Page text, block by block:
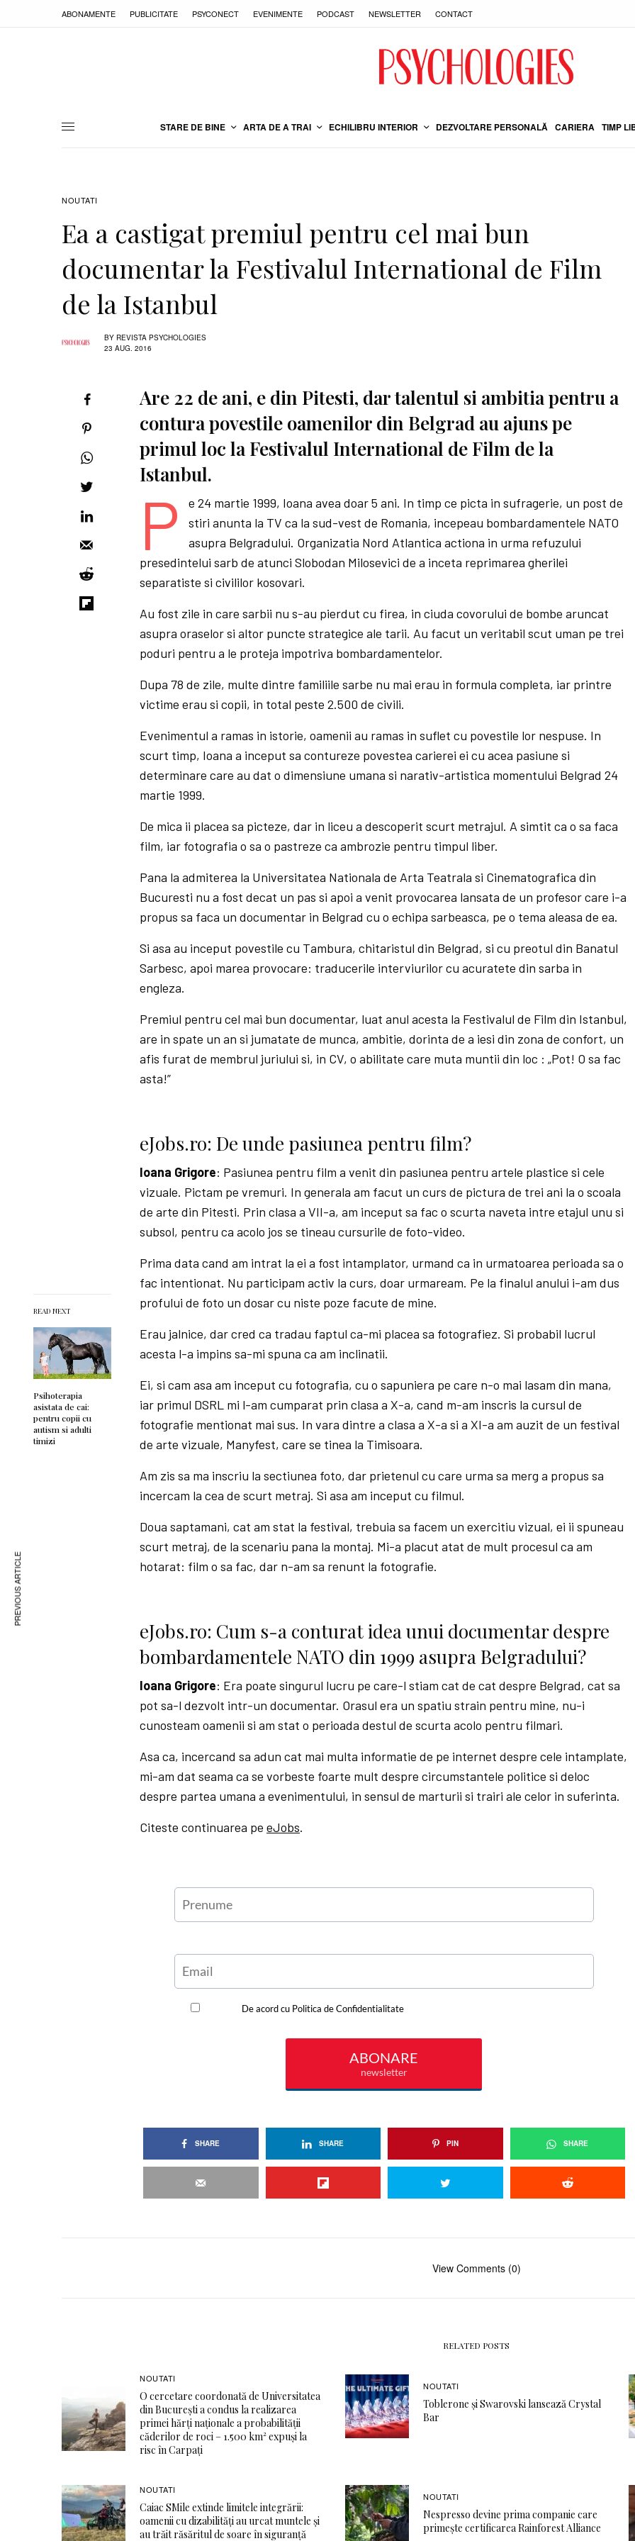
ABONAMENTE PUBLICITATE PSYCONECT EVENIMENTE PODCAST NEWSLETTER CONTACT
STARE DE BINE ARTA DE A TRAI ECHILIBRU INTERIOR DEZVOLTARE PERSONALĂ CARIERA TIMP
NOUTATI
Ea a castigat premiul pentru cel mai bun
documentar la Festivalul International de Film
de la Istanbul
BY REVISTA PSYCHOLOGIES
23 AUG. 2016
READ NEXT
Psihoterapia
asistata de cai:
pentru copii cu
autism si adulti
timizi
Are 22 de ani, e din Pitesti, dar talentul si ambitia pentru a
contura povestile oamenilor din Belgrad au ajuns pe
primul loc la Festivalul International de Film de la
Istanbul.
P
e 24 martie 1999, Ioana avea doar 5 ani. In timp ce picta in sufragerie, un post de
stiri anunta la TV ca la sud-vest de Romania, incepeau bombardamentele NATO
asupra Belgradului. Organizatia Nord Atlantica actiona in urma refuzului
presedintelui sarb de atunci Slobodan Milosevici de a inceta reprimarea gherilei
separatiste si civililor kosovari.
Au fost zile in care sarbii nu s-au pierdut cu firea, in ciuda covorului de bombe aruncat
asupra oraselor si altor puncte strategice ale tarii. Au facut un veritabil scut uman pe trei
poduri pentru a le proteja impotriva bombardamentelor.
Dupa 78 de zile, multe dintre familiile sarbe nu mai erau in formula completa, iar printre
victime erau si copii, in total peste 2.500 de civili.
Evenimentul a ramas in istorie, oamenii au ramas in suflet cu povestile lor nespuse. In
scurt timp, Ioana a inceput sa contureze povestea carierei ei cu acea pasiune si
determinare care au dat o dimensiune umana si narativ-artistica momentului Belgrad 24
martie 1999.
De mica ii placea sa picteze, dar in liceu a descoperit scurt metrajul. A simtit ca o sa faca
film, iar fotografia o sa o pastreze ca ambrozie pentru timpul liber.
Pana la admiterea la Universitatea Nationala de Arta Teatrala si Cinematografica din
Bucuresti nu a fost decat un pas si apoi a venit provocarea lansata de un profesor care i-a
propus sa faca un documentar in Belgrad cu o echipa sarbeasca, pe o tema aleasa de ea.
Si asa au inceput povestile cu Tambura, chitaristul din Belgrad, si cu preotul din Banatul
Sarbesc, apoi marea provocare: traducerile interviurilor cu acuratete din sarba in
engleza.
Premiul pentru cel mai bun documentar, luat anul acesta la Festivalul de Film din Istanbul,
are in spate un an si jumatate de munca, ambitie, dorinta de a iesi din zona de confort, un
afis furat de membrul juriului si, in CV, o abilitate care muta muntii din loc : „Pot! O sa fac
asta!”
eJobs.ro: De unde pasiunea pentru film?
Ioana Grigore: Pasiunea pentru film a venit din pasiunea pentru artele plastice si cele
vizuale. Pictam pe vremuri. In generala am facut un curs de pictura de trei ani la o scoala
de arte din Pitesti. Prin clasa a VII-a, am inceput sa fac o scurta naveta intre etajul unu si
subsol, pentru ca acolo jos se tineau cursurile de foto-video.
Prima data cand am intrat la ei a fost intamplator, urmand ca in urmatoarea perioada sa o
fac intentionat. Nu participam activ la curs, doar urmaream. Pe la finalul anului i-am dus
profului de foto un dosar cu niste poze facute de mine.
Erau jalnice, dar cred ca tradau faptul ca-mi placea sa fotografiez. Si probabil lucrul
acesta l-a impins sa-mi spuna ca am inclinatii.
Ei, si cam asa am inceput cu fotografia, cu o sapuniera pe care n-o mai lasam din mana,
iar primul DSRL mi l-am cumparat prin clasa a X-a, cand m-am inscris la cursul de
fotografie mentionat mai sus. In vara dintre a clasa a X-a si a XI-a am auzit de un festival
de arte vizuale, Manyfest, care se tinea la Timisoara.
Am zis sa ma inscriu la sectiunea foto, dar prietenul cu care urma sa merg a propus sa
incercam la cea de scurt metraj. Si asa am inceput cu filmul.
Doua saptamani, cat am stat la festival, trebuia sa facem un exercitiu vizual, ei ii spuneau
scurt metraj, de la scenariu pana la montaj. Mi-a placut atat de mult procesul ca am
hotarat: film o sa fac, dar n-am sa renunt la fotografie.
eJobs.ro: Cum s-a conturat idea unui documentar despre
bombardamentele NATO din 1999 asupra Belgradului?
Ioana Grigore: Era poate singurul lucru pe care-l stiam cat de cat despre Belgrad, cat sa
pot sa-l dezvolt intr-un documentar. Orasul era un spatiu strain pentru mine, nu-i
cunosteam oamenii si am stat o perioada destul de scurta acolo pentru filmari.
Asa ca, incercand sa adun cat mai multa informatie de pe internet despre cele intamplate,
mi-am dat seama ca se vorbeste foarte mult despre circumstantele politice si deloc
despre partea umana a evenimentului, in sensul de marturii si trairi ale celor in suferinta.
Citeste continuarea peeJobs.
SHARE SHARE PIN SHARE
PREVIOUS ARTICLE
View Comments (0)
RELATED POSTS
NOUTATI
O cercetare coordonată de Universitatea
din București a condus la realizarea
primei hărți naționale a probabilității
căderilor de roci – 1.500 km² expuși la
risc în Carpați
NOUTATI
Toblerone și Swarovski lansează Crystal
Bar
NOUTATI
Caiac SMile extinde limitele integrării:
oamenii cu dizabilități au urcat muntele și
au trăit răsăritul de soare în siguranță
NOUTATI
Nespresso devine prima companie care
primește certificarea Rainforest Alliance